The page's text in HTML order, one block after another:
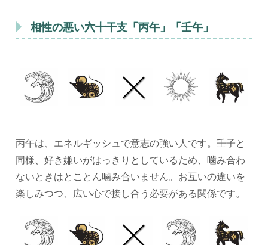
相性の悪い六十干支「丙午」「壬午」
丙午は、エネルギッシュで意志の強い人です。壬子と
同様、好き嫌いがはっきりとしているため、噛み合わ
ないときはとことん噛み合いません。お互いの違いを
楽しみつつ、広い心で接し合う必要がある関係です。